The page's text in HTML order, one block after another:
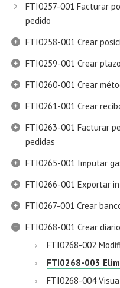
FTI0257-001 Facturar
pedido
FTI0258-001 Crear
FTI0259-001 Crear
FTI0260-001 Crear
FTI0261-001 Crear
FTI0263-001 Facturar
pedidas
FTI0265-001 Imputar
FTI0266-001 Exportar
FTI0267-001 Crear
FTI0268-001 Crear diario
FTI0268-002
FTI0268-003
FTI0268-004